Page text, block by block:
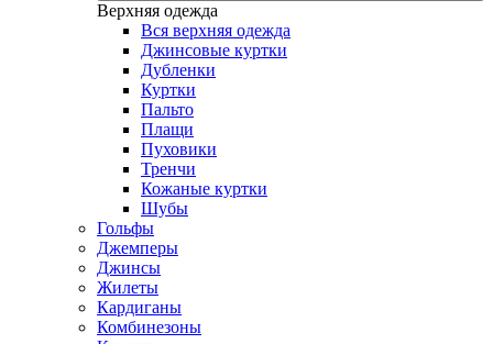
Верхняя одежда
Вся верхняя одежда
Джинсовые куртки
Дубленки
Куртки
Пальто
Плащи
Пуховики
Тренчи
Кожаные куртки
Шубы
Гольфы
Джемперы
Джинсы
Жилеты
Кардиганы
Комбинезоны